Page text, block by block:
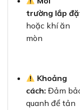
trường lắp
hoặc khí ăn
mòn
Khoảng
cách: Đảm
quanh để tản